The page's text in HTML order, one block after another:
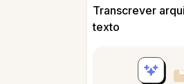
Transcrever
texto